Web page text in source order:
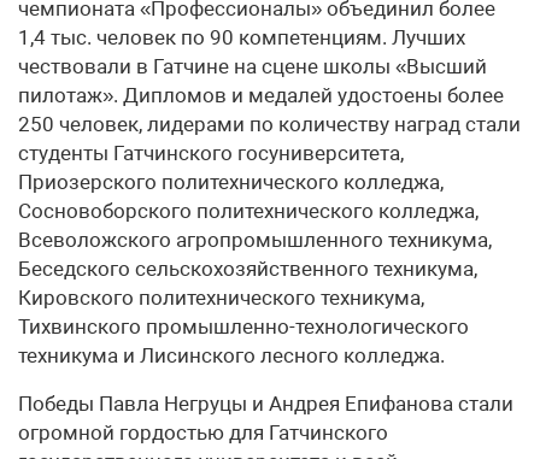
чемпионата «Профессионалы» объединил более
1,4 тыс. человек по 90 компетенциям. Лучших
чествовали в Гатчине на сцене школы «Высший
пилотаж». Дипломов и медалей удостоены более
250 человек, лидерами по количеству наград стали
студенты Гатчинского госуниверситета,
Приозерского политехнического колледжа,
Сосновоборского политехнического колледжа,
Всеволожского агропромышленного техникума,
Беседского сельскохозяйственного техникума,
Кировского политехнического техникума,
Тихвинского промышленно-технологического
техникума и Лисинского лесного колледжа.
Победы Павла Негруцы и Андрея Епифанова стали
огромной гордостью для Гатчинского